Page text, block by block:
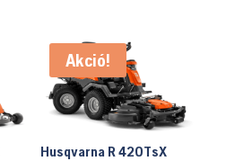
Akció!
Husqvarna R 420TsX